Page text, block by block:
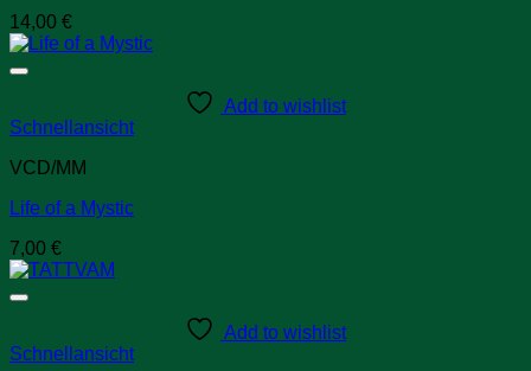
14,00 €
Add to wishlist
Schnellansicht
VCD/MM
Life of a Mystic
7,00 €
Add to wishlist
Schnellansicht